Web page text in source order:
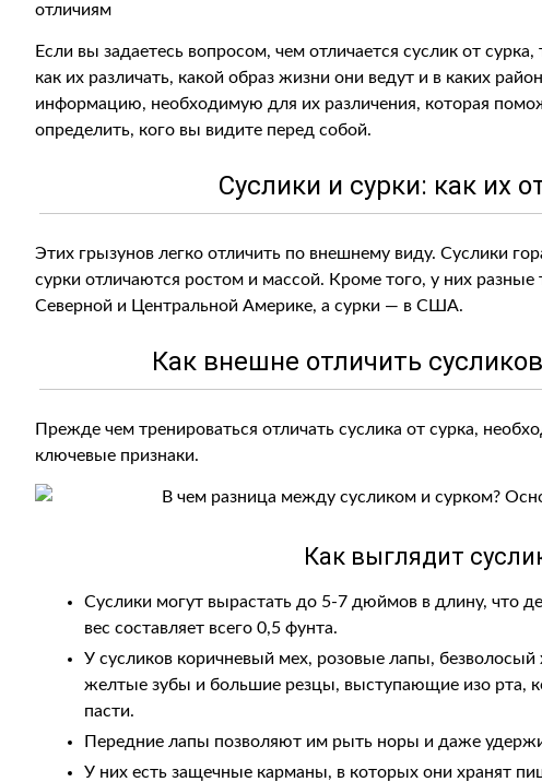
отличиям
Если вы задаетесь вопросом, чем отличается суслик от
как их различать, какой образ жизни они ведут и в каких
информацию, необходимую для их различения, которая
определить, кого вы видите перед собой.
Суслики и сурки: как их
Этих грызунов легко отличить по внешнему виду. Суслики
сурки отличаются ростом и массой. Кроме того, у них
Северной и Центральной Америке, а сурки — в США.
Как внешне отличить
Прежде чем тренироваться отличать суслика от сурка,
ключевые признаки.
Как выглядит
Суслики могут вырастать до 5-7 дюймов в длину, что
вес составляет всего 0,5 фунта.
У сусликов коричневый мех, розовые лапы, безволосый
желтые зубы и большие резцы, выступающие изо рта,
пасти.
Передние лапы позволяют им рыть норы и даже
У них есть защечные карманы, в которых они хранят